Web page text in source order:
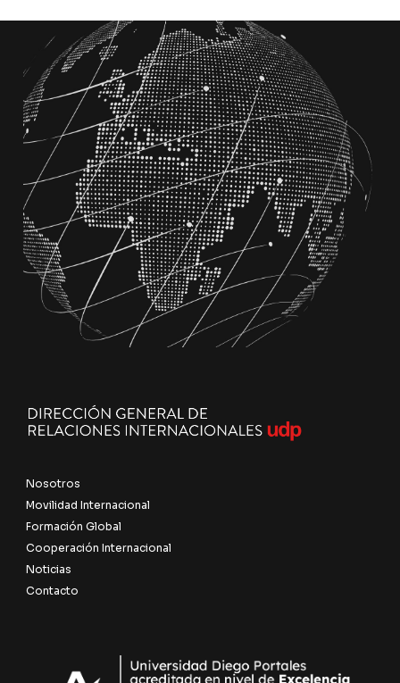
Nosotros
Movilidad Internacional
Formación Global
Cooperación Internacional
Noticias
Contacto